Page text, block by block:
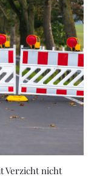
Verzicht nicht